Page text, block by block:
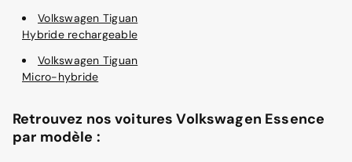
Volkswagen Tiguan
Hybride rechargeable
Volkswagen Tiguan
Micro-hybride
Retrouvez nos voitures Volkswagen Essence
par modèle :